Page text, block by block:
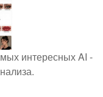
интересных AI -